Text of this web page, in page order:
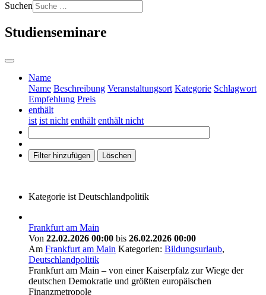
Suchen
Studienseminare
Name
Name Beschreibung Veranstaltungsort Kategorie Schlagwort
Empfehlung Preis
enthält
ist ist nicht enthält enthält nicht
Filter hinzufügen Löschen
Kategorie ist Deutschlandpolitik
Frankfurt am Main
Von 22.02.2026 00:00 bis 26.02.2026 00:00
Am Frankfurt am Main Kategorien: Bildungsurlaub,
Deutschlandpolitik
Frankfurt am Main – von einer Kaiserpfalz zur Wiege der
deutschen Demokratie und größten europäischen
Finanzmetropole